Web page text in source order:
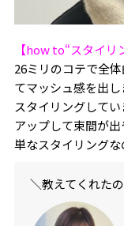
【how to“スタイリ
26ミリのコテで全
てマッシュ感を出
スタイリングして
アップして束間が
単なスタイリングな
＼教えてくれた